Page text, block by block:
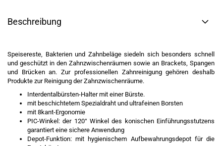
Beschreibung
Speisereste, Bakterien und Zahnbeläge siedeln sich besonders schnell
und geschützt in den Zahnzwischenräumen sowie an Brackets, Spangen
und Brücken an. Zur professionellen Zahnreinigung gehören deshalb
Produkte zur Reinigung der Zahnzwischenräume.
Interdentalbürsten-Halter mit einer Bürste.
mit beschichtetem Spezialdraht und ultrafeinen Borsten
mit 8kant-Ergonomie
PIC-Winkel: der 120° Winkel des konischen Einführungsstutzens
garantiert eine sichere Anwendung
Depot-Funktion: mit hygienischem Aufbewahrungsdepot für die